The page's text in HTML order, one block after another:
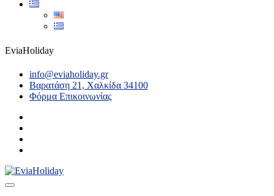
EviaHoliday
info@eviaholiday.gr
Βαρατάση 21, Χαλκίδα 34100
Φόρμα Επικοινωνίας